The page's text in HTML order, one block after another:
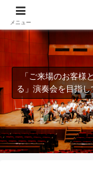
2026.12.26(土) 第６
「ご来場のお客様
る」演奏会を目指し
メニュー